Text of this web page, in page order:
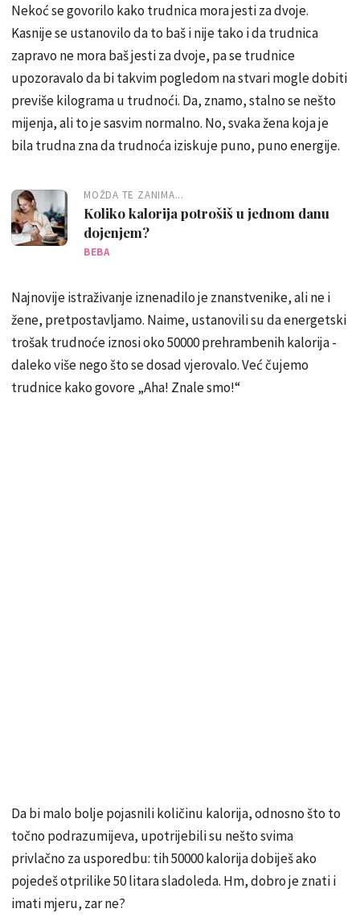
Nekoć se govorilo kako trudnica mora jesti za dvoje.
Kasnije se ustanovilo da to baš i nije tako i da trudnica
zapravo ne mora baš jesti za dvoje, pa se trudnice
upozoravalo da bi takvim pogledom na stvari mogle dobiti
previše kilograma u trudnoći. Da, znamo, stalno se nešto
mijenja, ali to je sasvim normalno. No, svaka žena koja je
bila trudna zna da trudnoća iziskuje puno, puno energije.
MOŽDA TE ZANIMA...
Koliko kalorija potrošiš u jednom danu
dojenjem?
BEBA
Najnovije istraživanje iznenadilo je znanstvenike, ali ne i
žene, pretpostavljamo. Naime, ustanovili su da energetski
trošak trudnoće iznosi oko 50000 prehrambenih kalorija -
daleko više nego što se dosad vjerovalo. Već čujemo
trudnice kako govore „Aha! Znale smo!“
Da bi malo bolje pojasnili količinu kalorija, odnosno što to
točno podrazumijeva, upotrijebili su nešto svima
privlačno za usporedbu: tih 50000 kalorija dobiješ ako
pojedeš otprilike 50 litara sladoleda. Hm, dobro je znati i
imati mjeru, zar ne?